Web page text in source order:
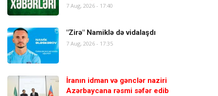
7 Aug, 2026 - 17:40
"Zirə" Namiklə də vidalaşdı
7 Aug, 2026 - 17:35
İranın idman və gənclər naziri
Azərbaycana rəsmi səfər edib